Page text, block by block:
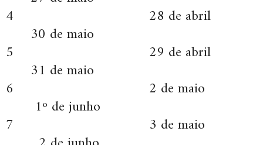
4 28 de abril
30 de maio
5 29 de abril
31 de maio
6 2 de maio
1º de junho
7 3 de maio